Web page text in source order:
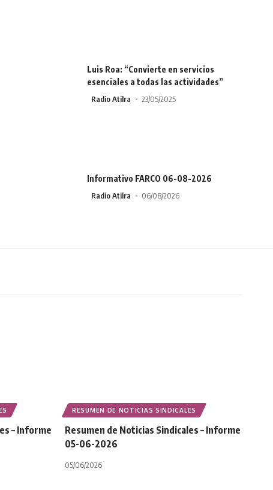
Luis Roa: “Convierte en servicios
esenciales a todas las actividades”
Radio Atilra 23/05/2025
Informativo FARCO 06-08-2026
Radio Atilra 06/08/2026
– Informe
RESUMEN DE NOTICIAS SINDICALES
Resumen de Noticias Sindicales – Informe
05-06-2026
05/06/2026